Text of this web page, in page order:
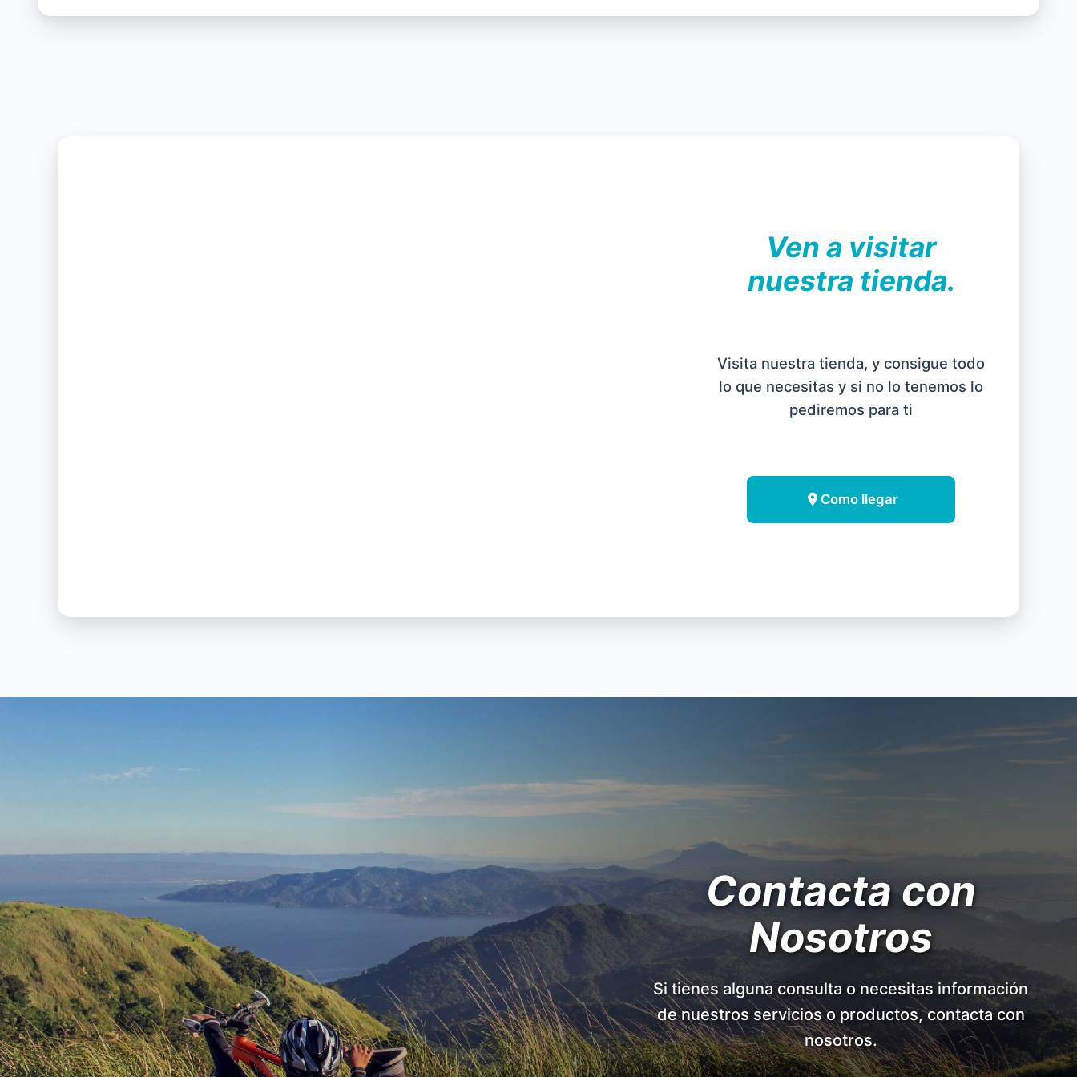
Ven a visitar
nuestra tienda.
Visita nuestra tienda, y consigue todo
lo que necesitas y si no lo tenemos lo
pediremos para ti
Como llegar
Contacta con
Nosotros
Si tienes alguna consulta o necesitas información
de nuestros servicios o productos, contacta con
nosotros.